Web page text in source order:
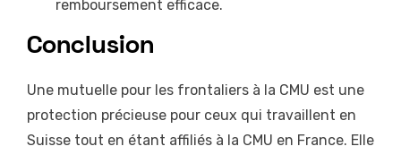
remboursement efficace.
Conclusion
Une mutuelle pour les frontaliers à la CMU est une
protection précieuse pour ceux qui travaillent en
Suisse tout en étant affiliés à la CMU en France. Elle